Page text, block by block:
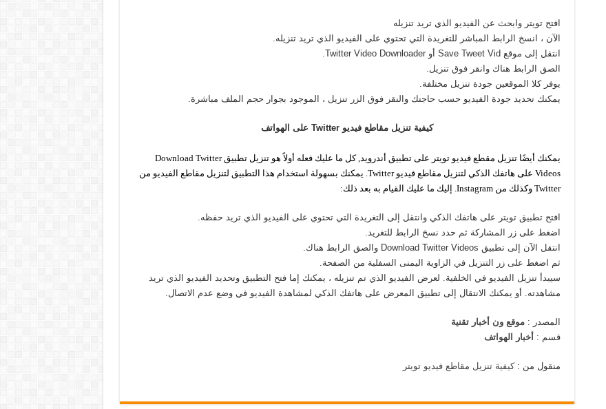
افتح تويتر وابحث عن الفيديو الذي تريد تنزيله
الآن ، انسخ الرابط المباشر للتغريدة التي تحتوي على الفيديو الذي تريد تنزيله.
انتقل إلى موقع Save Tweet Vid أو Twitter Video Downloader.
الصق الرابط هناك وانقر فوق تنزيل.
يوفر كلا الموقعين جودة تنزيل مختلفة.
يمكنك تحديد جودة الفيديو حسب حاجتك والنقر فوق الزر تنزيل ، الموجود بجوار حجم الملف مباشرة.
كيفية تنزيل مقاطع فيديوTwitter على الهواتف
يمكنك أيضًا تنزيل مقطع فيديو تويتر على تطبيق أندرويد, كل ما عليك فعله أولاً هو تنزيل تطبيق Download Twitter
Videos على هاتفك الذكي لتنزيل مقاطع فيديو Twitter. يمكنك بسهولة استخدام هذا التطبيق لتنزيل مقاطع الفيديو من
Twitter وكذلك من Instagram. إليك ما عليك القيام به بعد ذلك:
افتح تطبيق تويتر على هاتفك الذكي وانتقل إلى التغريدة التي تحتوي على الفيديو الذي تريد حفظه.
اضغط على زر المشاركة ثم حدد نسخ الرابط للتغريد.
انتقل الآن إلى تطبيق Download Twitter Videos والصق الرابط هناك.
ثم اضغط على زر التنزيل في الزاوية اليمنى السفلية من الصفحة.
سيبدأ تنزيل الفيديو في الخلفية. لعرض الفيديو الذي تم تنزيله ، يمكنك إما فتح التطبيق وتحديد الفيديو الذي تريد
مشاهدته. أو يمكنك الانتقال إلى تطبيق المعرض على هاتفك الذكي لمشاهدة الفيديو في وضع عدم الاتصال.
المصدر :موقع ون أخبار تقنية
قسم : أخبار الهواتف
منقول من :كيفية تنزيل مقاطع فيديو تويتر